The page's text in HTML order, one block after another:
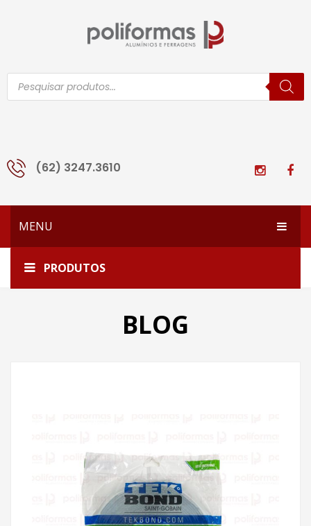
Pesquisar
produtos
(62) 3247.3610
MENU
HOME
EMPRESA
PRODUTOS
Home fita fixa tudo rolo
BLOG